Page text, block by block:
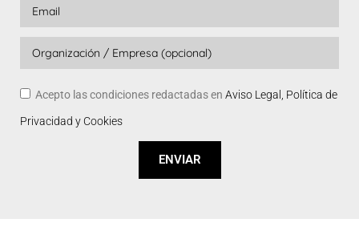
Acepto las condiciones redactadas en Aviso Legal, Política de
Privacidad y Cookies
ENVIAR